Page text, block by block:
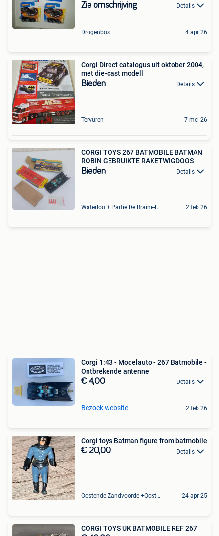
Zie omschrijving Details
Drogenbos 4 apr 26
Corgi Direct catalogus uit oktober 2004,
met die-cast modell
Bieden Details
Tervuren 7 mei 26
CORGI TOYS 267 BATMOBILE BATMAN
ROBIN GEBRUIKTE RAKETWIGDOOS
Bieden Details
Waterloo + Partie De Braine-L'Alleud, De Ohain 2 feb 26
Corgi 1:43 - Modelauto - 267 Batmobile -
Ontbrekende antenne
€ 4,00 Details
Bezoek website 2 feb 26
Corgi toys Batman figure from batmobile
€ 20,00 Details
Oostende Zandvoorde +Oostende 24 apr 25
CORGI TOYS UK BATMOBILE REF 267